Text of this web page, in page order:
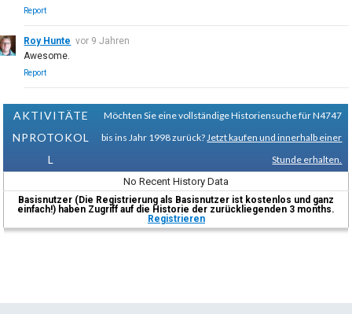
Report
Roy Hunte vor 9 Jahren
Awesome.
Report
AKTIVITÄTE
NPROTOKOL
L
Möchten Sie eine vollständige Historiensuche für N4747
bis ins Jahr 1998 zurück? Jetzt kaufen und innerhalb einer
Stunde erhalten.
No Recent History Data
Basisnutzer (Die Registrierung als Basisnutzer ist kostenlos und ganz
einfach!) haben Zugriff auf die Historie der zurückliegenden 3 months.
Registrieren